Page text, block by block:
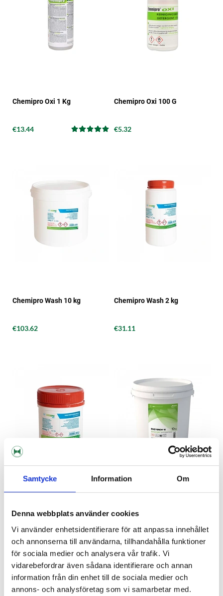
Samtycke Information Om
Denna webbplats använder cookies
Vi använder enhetsidentifierare för att anpassa innehållet
och annonserna till användarna, tillhandahålla funktioner
för sociala medier och analysera vår trafik. Vi
vidarebefordrar även sådana identifierare och annan
information från din enhet till de sociala medier och
annons- och analysföretag som vi samarbetar med.
Chemipro Oxi 1 Kg
€13.44
Chemipro Oxi 100 G
€5.32
Chemipro Wash 10 kg
€103.62
Chemipro Wash 2 kg
€31.11
€14.34 €130.77